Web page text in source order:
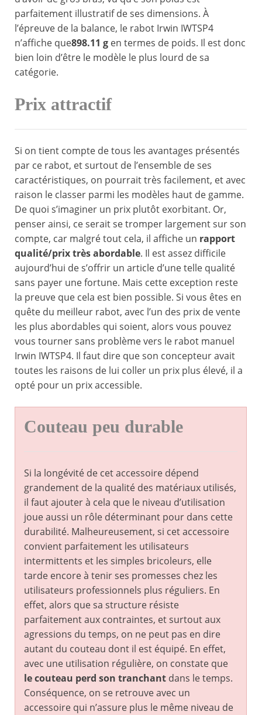
parfaitement illustratif de ses dimensions. À
l’épreuve de la balance, le rabot Irwin IWTSP4
n’affiche que898.11 g en termes de poids. Il est donc
bien loin d’être le modèle le plus lourd de sa
catégorie.
Prix attractif
Si on tient compte de tous les avantages présentés
par ce rabot, et surtout de l’ensemble de ses
caractéristiques, on pourrait très facilement, et avec
raison le classer parmi les modèles haut de gamme.
De quoi s’imaginer un prix plutôt exorbitant. Or,
penser ainsi, ce serait se tromper largement sur son
compte, car malgré tout cela, il affiche un rapport
qualité/prix très abordable. Il est assez difficile
aujourd’hui de s’offrir un article d’une telle qualité
sans payer une fortune. Mais cette exception reste
la preuve que cela est bien possible. Si vous êtes en
quête du meilleur rabot, avec l’un des prix de vente
les plus abordables qui soient, alors vous pouvez
vous tourner sans problème vers le rabot manuel
Irwin IWTSP4. Il faut dire que son concepteur avait
toutes les raisons de lui coller un prix plus élevé, il a
opté pour un prix accessible.
Couteau peu durable
Si la longévité de cet accessoire dépend
grandement de la qualité des matériaux utilisés,
il faut ajouter à cela que le niveau d’utilisation
joue aussi un rôle déterminant pour dans cette
durabilité. Malheureusement, si cet accessoire
convient parfaitement les utilisateurs
intermittents et les simples bricoleurs, elle
tarde encore à tenir ses promesses chez les
utilisateurs professionnels plus réguliers. En
effet, alors que sa structure résiste
parfaitement aux contraintes, et surtout aux
agressions du temps, on ne peut pas en dire
autant du couteau dont il est équipé. En effet,
avec une utilisation régulière, on constate que
le couteau perd son tranchant dans le temps.
Conséquence, on se retrouve avec un
accessoire qui n’assure plus le même niveau de